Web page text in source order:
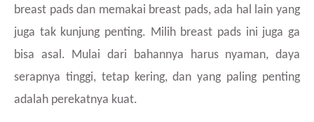
breast pads dan memakai breast pads, ada hal lain yang
juga tak kunjung penting. Milih breast pads ini juga ga
bisa asal. Mulai dari bahannya harus nyaman, daya
serapnya tinggi, tetap kering, dan yang paling penting
adalah perekatnya kuat.